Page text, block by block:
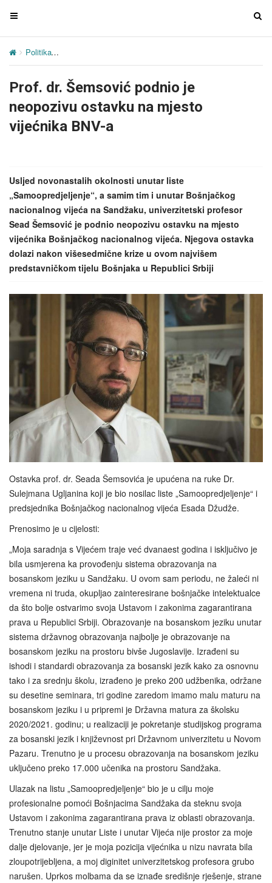
T
g
e
n
v
a
o
T
Politika
Prof. dr. Šemsović podnio je
neopozivu ostavku na mjesto
vijećnika BNV-a
Usljed novonastalih okolnosti unutar liste
„Samoopredjeljenje“, a samim tim i unutar Bošnjačkog
nacionalnog vijeća na Sandžaku, univerzitetski profesor
Sead Šemsović je podnio neopozivu ostavku na mjesto
vijećnika Bošnjačkog nacionalnog vijeća. Njegova ostavka
dolazi nakon višesedmične krize u ovom najvišem
predstavničkom tijelu Bošnjaka u Republici Srbiji
Ostavka prof. dr. Seada Šemsovića je upućena na ruke Dr.
Sulejmana Ugljanina koji je bio nosilac liste „Samoopredjeljenje“ i
predsjednika Bošnjačkog nacionalnog vijeća Esada Džudže.
Prenosimo je u cijelosti:
„Moja saradnja s Vijećem traje već dvanaest godina i isključivo je
bila usmjerena ka provođenju sistema obrazovanja na
bosanskom jeziku u Sandžaku. U ovom sam periodu, ne žaleći ni
vremena ni truda, okupljao zainteresirane bošnjačke intelektualce
da što bolje ostvarimo svoja Ustavom i zakonima zagarantirana
prava u Republici Srbiji. Obrazovanje na bosanskom jeziku unutar
sistema državnog obrazovanja najbolje je obrazovanje na
bosanskom jeziku na prostoru bivše Jugoslavije. Izrađeni su
ishodi i standardi obrazovanja za bosanski jezik kako za osnovnu
tako i za srednju školu, izrađeno je preko 200 udžbenika, održane
su desetine seminara, tri godine zaredom imamo malu maturu na
bosanskom jeziku i u pripremi je Državna matura za školsku
2020/2021. godinu; u realizaciji je pokretanje studijskog programa
za bosanski jezik i književnost pri Državnom univerzitetu u Novom
Pazaru. Trenutno je u procesu obrazovanja na bosanskom jeziku
uključeno preko 17.000 učenika na prostoru Sandžaka.
Ulazak na listu „Samoopredjeljenje“ bio je u cilju moje
profesionalne pomoći Bošnjacima Sandžaka da steknu svoja
Ustavom i zakonima zagarantirana prava iz oblasti obrazovanja.
Trenutno stanje unutar Liste i unutar Vijeća nije prostor za moje
dalje djelovanje, jer je moja pozicija vijećnika u nizu navrata bila
zloupotrijebljena, a moj diginitet univerzitetskog profesora grubo
narušen. Uprkos molbama da se iznađe središnje rješenje, strane